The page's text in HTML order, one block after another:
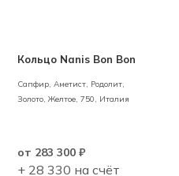
Кольцо Nanis Bon Bon
Сапфир, Аметист, Родолит,
Золото,Желтое, 750, Италия
от 283 300 ₽
+ 28 330 на счёт